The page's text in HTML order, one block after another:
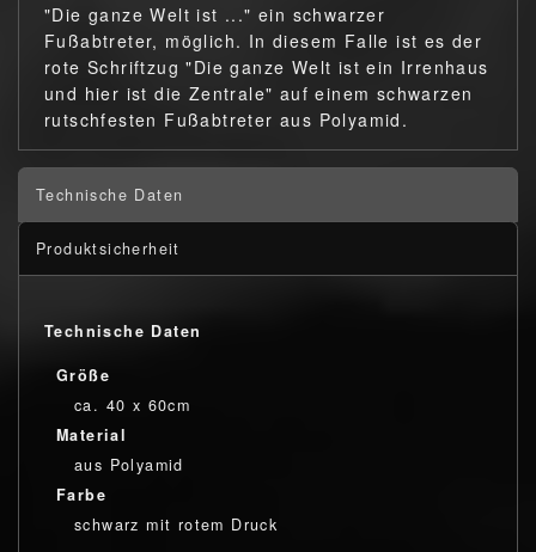
"Die ganze Welt ist ..." ein schwarzer
Fußabtreter, möglich. In diesem Falle ist es der
rote Schriftzug "Die ganze Welt ist ein Irrenhaus
und hier ist die Zentrale" auf einem schwarzen
rutschfesten Fußabtreter aus Polyamid.
Technische Daten
Produktsicherheit
Technische Daten
Größe
ca. 40 x 60cm
Material
aus Polyamid
Farbe
schwarz mit rotem Druck